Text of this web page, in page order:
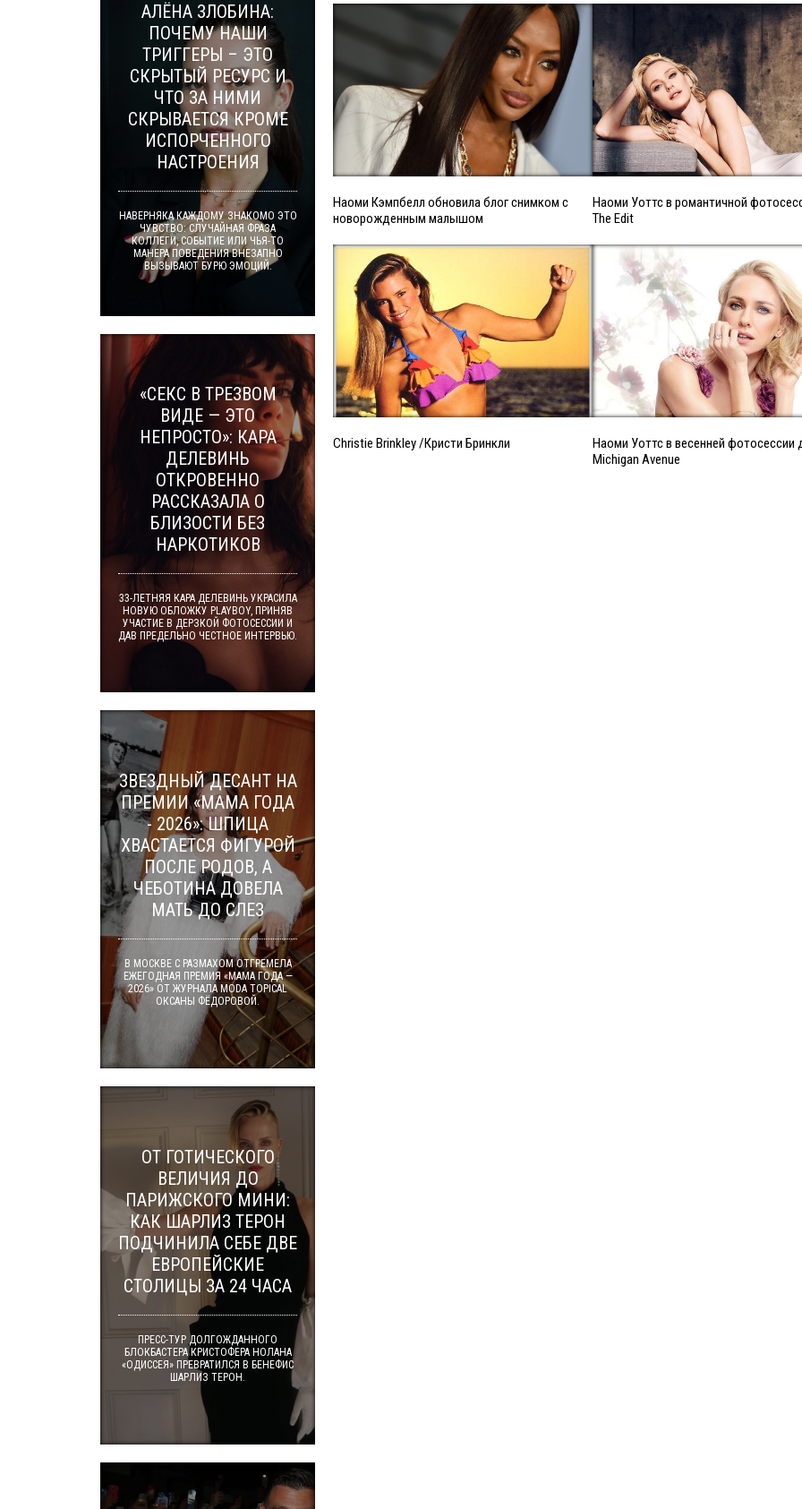
Наоми Кэмпбелл обновила блог снимком с
новорожденным малышом
Наоми Уоттс в романтичной
The Edit
Christie Brinkley /Кристи Бринкли
Наоми Уоттс в весенней фотосессии
Michigan Avenue
АЛЁНА ЗЛОБИНА:
ПОЧЕМУ НАШИ
ТРИГГЕРЫ – ЭТО
СКРЫТЫЙ РЕСУРС И
ЧТО ЗА НИМИ
СКРЫВАЕТСЯ КРОМЕ
ИСПОРЧЕННОГО
НАСТРОЕНИЯ
НАВЕРНЯКА КАЖДОМУ ЗНАКОМО ЭТО
ЧУВСТВО: СЛУЧАЙНАЯ ФРАЗА
КОЛЛЕГИ, СОБЫТИЕ ИЛИ ЧЬЯ-ТО
МАНЕРА ПОВЕДЕНИЯ ВНЕЗАПНО
ВЫЗЫВАЮТ БУРЮ ЭМОЦИЙ.
«СЕКС В ТРЕЗВОМ
ВИДЕ — ЭТО
НЕПРОСТО»: КАРА
ДЕЛЕВИНЬ
ОТКРОВЕННО
РАССКАЗАЛА О
БЛИЗОСТИ БЕЗ
НАРКОТИКОВ
33-ЛЕТНЯЯ КАРА ДЕЛЕВИНЬ УКРАСИЛА
НОВУЮ ОБЛОЖКУ PLAYBOY, ПРИНЯВ
УЧАСТИЕ В ДЕРЗКОЙ ФОТОСЕССИИ И
ДАВ ПРЕДЕЛЬНО ЧЕСТНОЕ ИНТЕРВЬЮ.
ЗВЕЗДНЫЙ ДЕСАНТ НА
ПРЕМИИ «МАМА ГОДА
- 2026»: ШПИЦА
ХВАСТАЕТСЯ ФИГУРОЙ
ПОСЛЕ РОДОВ, А
ЧЕБОТИНА ДОВЕЛА
МАТЬ ДО СЛЕЗ
В МОСКВЕ С РАЗМАХОМ ОТГРЕМЕЛА
ЕЖЕГОДНАЯ ПРЕМИЯ «МАМА ГОДА —
2026» ОТ ЖУРНАЛА MODA TOPICAL
ОКСАНЫ ФЁДОРОВОЙ.
ОТ ГОТИЧЕСКОГО
ВЕЛИЧИЯ ДО
ПАРИЖСКОГО МИНИ:
КАК ШАРЛИЗ ТЕРОН
ПОДЧИНИЛА СЕБЕ ДВЕ
ЕВРОПЕЙСКИЕ
СТОЛИЦЫ ЗА 24 ЧАСА
ПРЕСС-ТУР ДОЛГОЖДАННОГО
БЛОКБАСТЕРА КРИСТОФЕРА НОЛАНА
«ОДИССЕЯ» ПРЕВРАТИЛСЯ В БЕНЕФИС
ШАРЛИЗ ТЕРОН.